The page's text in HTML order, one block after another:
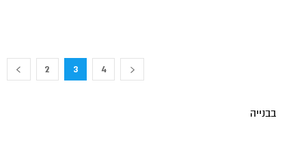
2 3 4
בבנייה